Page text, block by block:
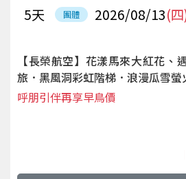
團體 2026/08/13(
5天
【長榮航空】花漾馬來大紅花、
旅．黑風洞彩虹階梯．浪漫瓜雪螢
呼朋引伴再享早鳥價